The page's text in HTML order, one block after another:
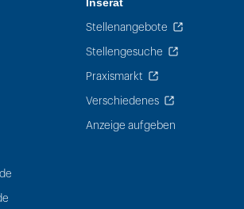
Inserat
Stellenangebote
Stellengesuche
Praxismarkt
Verschiedenes
Anzeige aufgeben